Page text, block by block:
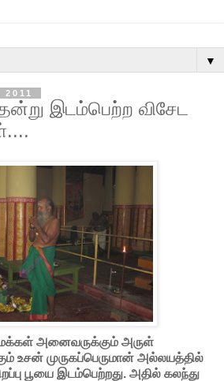
▼
இடம்பெற்ற விசேட
அனைவருக்கும் அருள்
உசன் முருகப்பெருமான் அல்லயத்தில்
பூயை இடம்பெற்றது. அதில் கலந்து